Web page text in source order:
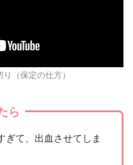
（保定の仕方）
ら
ぎて、出血させてしま